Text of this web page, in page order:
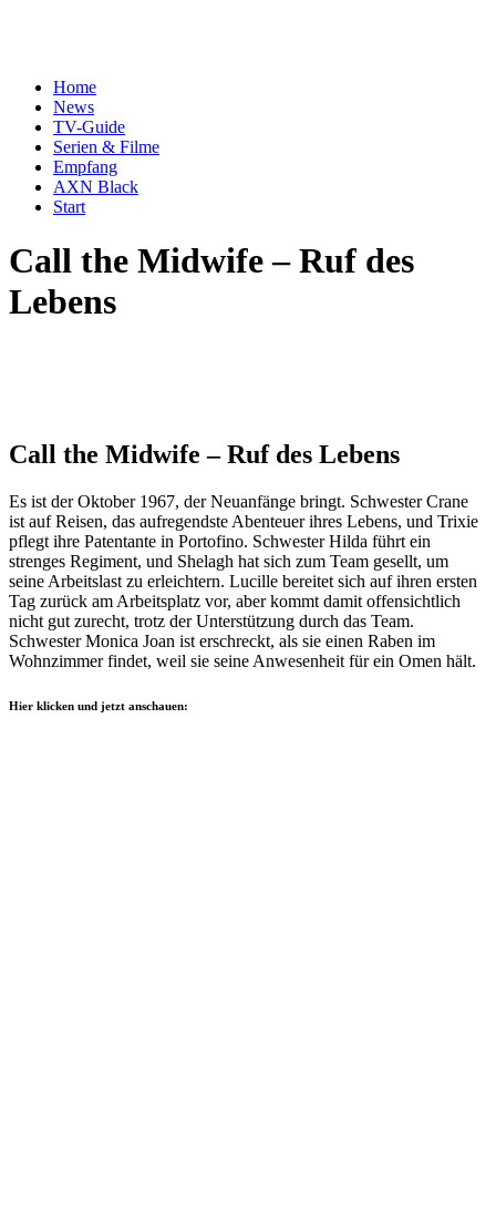
Home
News
TV-Guide
Serien & Filme
Empfang
AXN Black
Start
Call the Midwife – Ruf des
Lebens
Call the Midwife – Ruf des Lebens
Es ist der Oktober 1967, der Neuanfänge bringt. Schwester Crane
ist auf Reisen, das aufregendste Abenteuer ihres Lebens, und Trixie
pflegt ihre Patentante in Portofino. Schwester Hilda führt ein
strenges Regiment, und Shelagh hat sich zum Team gesellt, um
seine Arbeitslast zu erleichtern. Lucille bereitet sich auf ihren ersten
Tag zurück am Arbeitsplatz vor, aber kommt damit offensichtlich
nicht gut zurecht, trotz der Unterstützung durch das Team.
Schwester Monica Joan ist erschreckt, als sie einen Raben im
Wohnzimmer findet, weil sie seine Anwesenheit für ein Omen hält.
Hier klicken und jetzt anschauen: